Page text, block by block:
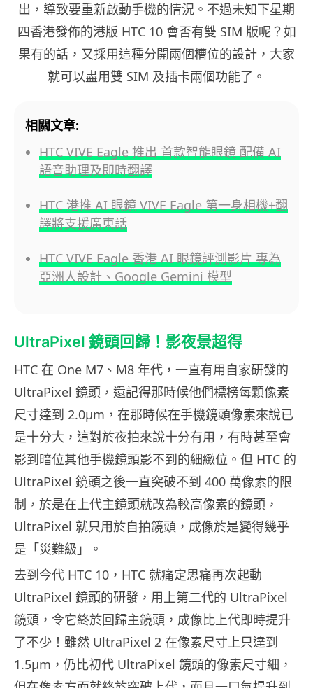
出，導致要重新啟動手機的情況。不過未知下星期
四香港發佈的港版 HTC 10 會否有雙 SIM 版呢？如
果有的話，又採用這種分開兩個槽位的設計，大家
就可以盡用雙 SIM 及插卡兩個功能了。
相關文章:
HTC VIVE Eagle 推出 首款智能眼鏡 配備 AI
語音助理及即時翻譯
HTC 港推 AI 眼鏡 VIVE Eagle 第一身相機+翻
譯將支援廣東話
HTC VIVE Eagle 香港 AI 眼鏡評測影片 專為
亞洲人設計、Google Gemini 模型
UltraPixel 鏡頭回歸！影夜景超得
HTC 在 One M7、M8 年代，一直有用自家研發的
UltraPixel 鏡頭，還記得那時候他們標榜每顆像素
尺寸達到 2.0µm，在那時候在手機鏡頭像素來說已
是十分大，這對於夜拍來說十分有用，有時甚至會
影到暗位其他手機鏡頭影不到的細緻位。但 HTC 的
UltraPixel 鏡頭之後一直突破不到 400 萬像素的限
制，於是在上代主鏡頭就改為較高像素的鏡頭，
UltraPixel 就只用於自拍鏡頭，成像於是變得幾乎
是「災難級」。
去到今代 HTC 10，HTC 就痛定思痛再次起動
UltraPixel 鏡頭的研發，用上第二代的 UltraPixel
鏡頭，令它終於回歸主鏡頭，成像比上代即時提升
了不少！雖然 UltraPixel 2 在像素尺寸上只達到
1.5µm，仍比初代 UltraPixel 鏡頭的像素尺寸細，